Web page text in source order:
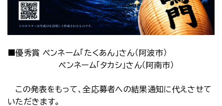
■優秀賞 ペンネーム「たくあん」さん（阿波市）
ペンネーム「タカシ」さん（阿南市）
この発表をもって、全応募者への結果通知に代えさせて
いただきます。